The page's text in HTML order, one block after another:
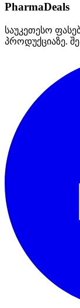
PharmaDeals
საუკეთესო
პროდუქციაზე.